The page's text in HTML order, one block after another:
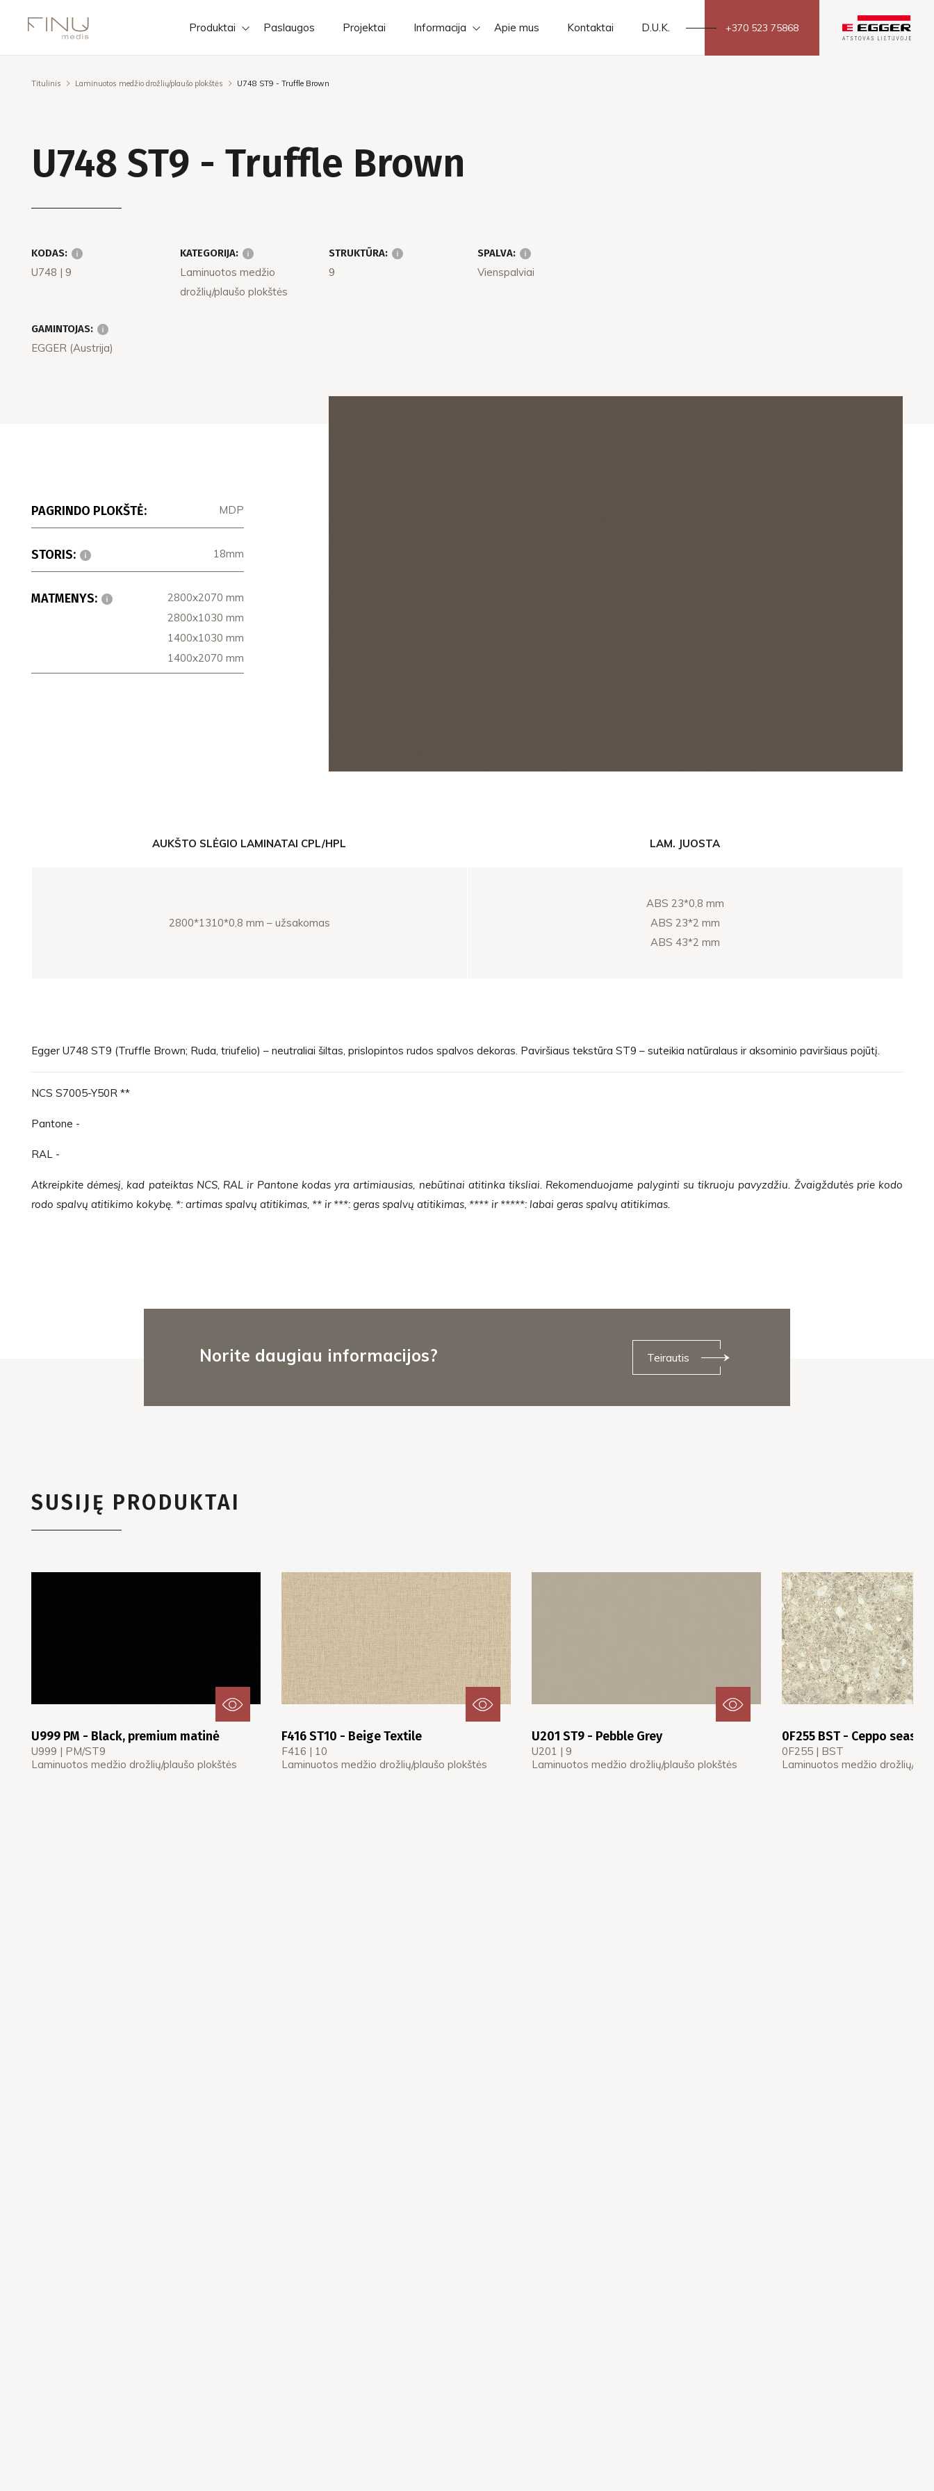
Produktai Paslaugos Projektai Informacija Apie mus Kontaktai D.U.K. +370 523 75868
Titulinis Laminuotos medžio drožlių/plaušo plokštės U748 ST9 - Truffle Brown
U748 ST9 - Truffle Brown
KODAS:
U748 | 9
KATEGORIJA:
Laminuotos medžio
drožlių/plaušo plokštės
STRUKTŪRA:
9
SPALVA:
Vienspalviai
GAMINTOJAS:
EGGER (Austrija)
PAGRINDO PLOKŠTĖ: MDP
STORIS: 18mm
MATMENYS:
2800x2070 mm
2800x1030 mm
1400x1030 mm
1400x2070 mm
AUKŠTO SLĖGIO LAMINATAI CPL/HPL LAM. JUOSTA
2800*1310*0,8 mm – užsakomas
ABS 23*0,8 mm
ABS 23*2 mm
ABS 43*2 mm
Egger U748 ST9 (Truffle Brown; Ruda, triufelio) – neutraliai šiltas, prislopintos rudos spalvos dekoras. Paviršiaus tekstūra ST9 – suteikia natūralaus ir aksominio paviršiaus pojūtį.
NCS S7005-Y50R **
Pantone -
RAL -
Atkreipkite dėmesį, kad pateiktas NCS, RAL ir Pantone kodas yra artimiausias, nebūtinai atitinka tiksliai. Rekomenduojame palyginti su tikruoju pavyzdžiu. Žvaigždutės prie kodo
rodo spalvų atitikimo kokybę. *: artimas spalvų atitikimas, ** ir ***: geras spalvų atitikimas, **** ir *****: labai geras spalvų atitikimas.
Norite daugiau informacijos? Teirautis
SUSIJĘ PRODUKTAI
U999 PM - Black, premium matinė
U999 | PM/ST9
Laminuotos medžio drožlių/plaušo plokštės
F416 ST10 - Beige Textile
F416 | 10
Laminuotos medžio drožlių/plaušo plokštės
U201 ST9 - Pebble Grey
U201 | 9
Laminuotos medžio drožlių/plaušo plokštės
0F255 BST - Ceppo
0F255 | BST
Laminuotos medžio drožlių/